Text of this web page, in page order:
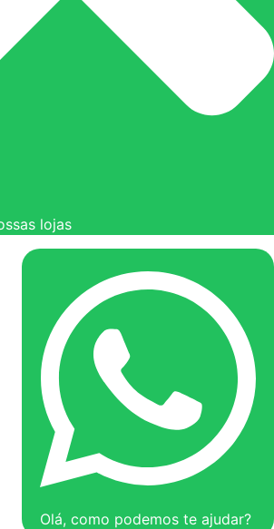
lojas
Olá, como podemos te ajudar?